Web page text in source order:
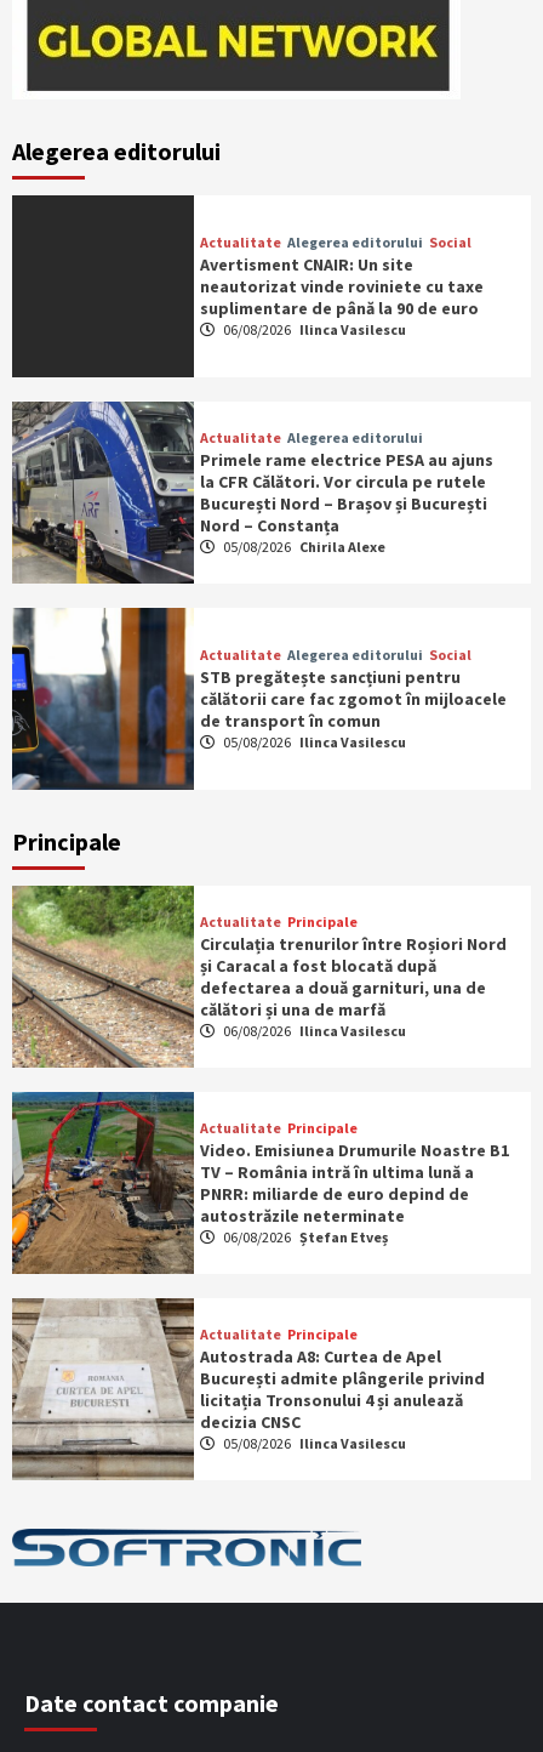
Alegerea editorului
Actualitate Alegerea editorului Social
Avertisment CNAIR: Un site
neautorizat vinde roviniete cu taxe
suplimentare de până la 90 de euro
06/08/2026 Ilinca Vasilescu
Actualitate Alegerea editorului
Primele rame electrice PESA au ajuns
la CFR Călători. Vor circula pe rutele
București Nord – Brașov și București
Nord – Constanța
05/08/2026 Chirila Alexe
Actualitate Alegerea editorului Social
STB pregătește sancțiuni pentru
călătorii care fac zgomot în mijloacele
de transport în comun
05/08/2026 Ilinca Vasilescu
Principale
Actualitate Principale
Circulația trenurilor între Roșiori Nord
și Caracal a fost blocată după
defectarea a două garnituri, una de
călători și una de marfă
06/08/2026 Ilinca Vasilescu
Actualitate Principale
Video. Emisiunea Drumurile Noastre B1
TV – România intră în ultima lună a
PNRR: miliarde de euro depind de
autostrăzile neterminate
06/08/2026 Ștefan Etveș
Actualitate Principale
Autostrada A8: Curtea de Apel
București admite plângerile privind
licitația Tronsonului 4 și anulează
decizia CNSC
05/08/2026 Ilinca Vasilescu
Date contact companie